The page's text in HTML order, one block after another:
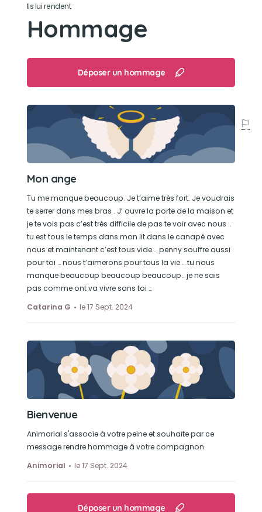
doux
Son jouet préféré
Son petit cheval en peluche
Son loisir préféré
Ils lui rendent
Hommage
Déposer un hommage
Mon ange
Tu me manque beaucoup. Je t’aime très fort. Je voudrais
te serrer dans mes bras . J’ ouvre la porte de la maison et
je te vois pas c’est très difficile de pas te voir avec nous ..
tu est tous le temps dans mon lit dans le canapé avec
nous et maintenant c’est tous vide … penny souffre aussi
pour toi … nous t’aimerons pour tous la vie … tu nous
manque beaucoup beaucoup beaucoup.. je ne sais
pas comme ont va vivre sans toi …
Catarina G
le 17 Sept. 2024
Bienvenue
Animorial s'associe à votre peine et souhaite par ce
message rendre hommage à votre compagnon.
Animorial
le 17 Sept. 2024
Déposer un hommage